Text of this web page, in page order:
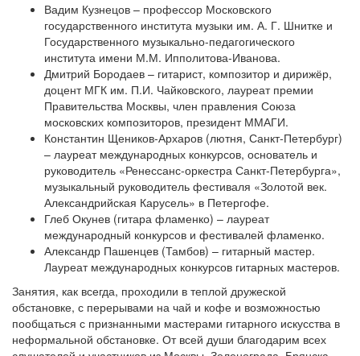
Вадим Кузнецов – профессор Московского
государственного института музыки им. А. Г. Шнитке и
Государственного музыкально-педагогического
института имени М.М. Ипполитова-Иванова.
Дмитрий Бородаев – гитарист, композитор и дирижёр,
доцент МГК им. П.И. Чайковского, лауреат премии
Правительства Москвы, член правления Союза
московских композиторов, президент ММАГИ.
Константин Щеников-Архаров (лютня, Санкт-Петербург)
– лауреат международных конкурсов, основатель и
руководитель «Ренессанс-оркестра Санкт-Петербурга»,
музыкальный руководитель фестиваля «Золотой век.
Александрийская Карусель» в Петергофе.
Глеб Окунев (гитара фламенко) – лауреат
международный конкурсов и фестивалей фламенко.
Александр Пашенцев (Тамбов) – гитарный мастер.
Лауреат международных конкурсов гитарных мастеров.
Занятия, как всегда, проходили в теплой дружеской
обстановке, с перерывами на чай и кофе и возможностью
пообщаться с признанными мастерами гитарного искусства в
неформальной обстановке. От всей души благодарим всех